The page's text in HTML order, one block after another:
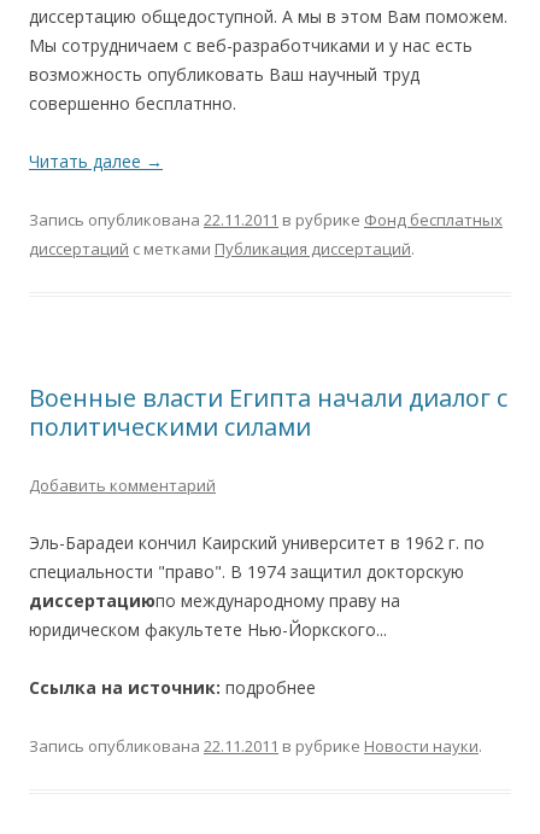
диссертацию общедоступной. А мы в этом Вам поможем.
Мы сотрудничаем с веб-разработчиками и у нас есть
возможность опубликовать Ваш научный труд
совершенно бесплатнно.
Читать далее →
Запись опубликована 22.11.2011 в рубрике Фонд бесплатных
диссертаций с метками Публикация диссертаций.
Военные власти Египта начали диалог с
политическими силами
Добавить комментарий
Эль-Барадеи кончил Каирский университет в 1962 г. по
специальности "право". В 1974 защитил докторскую
диссертациюпо международному праву на
юридическом факультете Нью-Йоркского...
Ссылка на источник: подробнее
Запись опубликована 22.11.2011 в рубрике Новости науки.